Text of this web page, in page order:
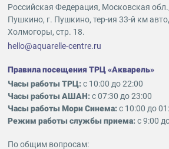
Российская Федерация, Московская
Пушкино, г. Пушкино, тер-ия 33-й км
Холмогоры, стр. 18.
hello@aquarelle-centre.ru
Правила посещения ТРЦ «Акварель»
Часы работы ТРЦ:с 10:00 до 22:00
Часы работы АШАН:с 07:30 до 23:00
Часы работы Мори Синема:с 10:00 до
Режим работы службы приема:с 9:00
По общим вопросам: